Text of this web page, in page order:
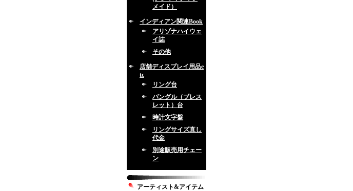
メイド）
インディアン関連Book
アリゾナハイウェ
イ誌
その他
店舗ディスプレイ用品e
tc
リング台
バングル（ブレス
レット）台
時計文字盤
リングサイズ直し
代金
別途販売用チェー
ン
アーティスト&アイテム